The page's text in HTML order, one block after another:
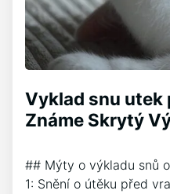
Vyklad snu utek
Známe Skrytý
## Mýty o výkladu snů
1: Snění o útěku před